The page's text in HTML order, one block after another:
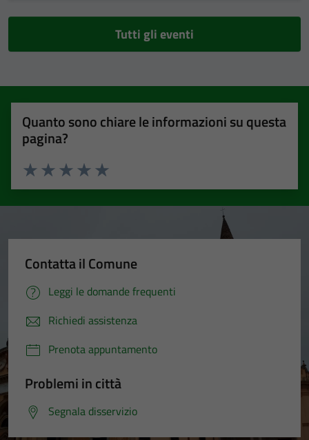
Tutti gli eventi
Quanto sono chiare le informazioni su questa
pagina?
Valuta 5 stelle su 5
Valuta 4 stelle su 5
Valuta 3 stelle su 5
Valuta 2 stelle su 5
Valuta 1 stelle su 5
Contatta il Comune
Leggi le domande frequenti
Richiedi assistenza
Prenota appuntamento
Problemi in città
Segnala disservizio